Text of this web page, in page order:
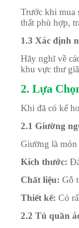
Trước khi mua
thất phù hợp,
1.3 Xác định
Hãy nghĩ về
khu vực thư
2. Lựa
Khi đã có kế
2.1 Giường
Giường là
Kích thước:
Chất liệu: Gỗ
Thiết kế: Có
2.2 Tủ quần